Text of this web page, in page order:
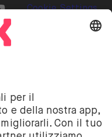
to "Youtube"
Cookie Settings
la possibilità che
ed ETF offerti da
registrata
di Amsterdam con il